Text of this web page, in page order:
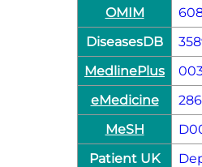
OMIM
DiseasesDB
MedlinePlus
eMedicine
MeSH
Patient UK